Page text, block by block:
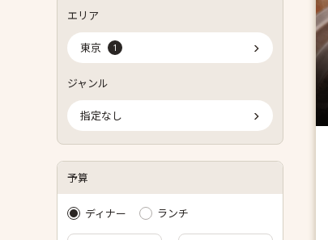
エリア
東京 1
ジャンル
指定なし
予算
ディナー ランチ